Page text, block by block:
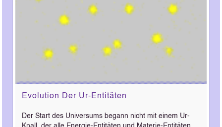
Evolution Der Ur-Entitäten
Der Start des Universums begann nicht mit einem Ur-